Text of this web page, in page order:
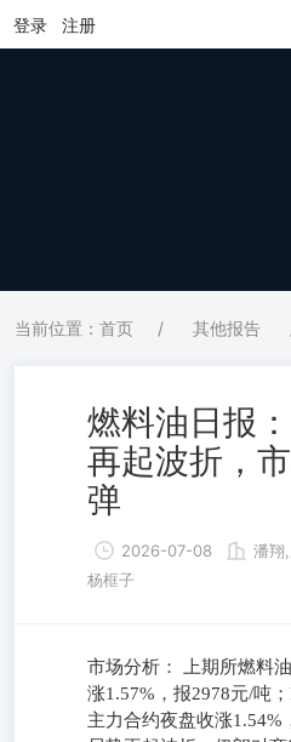
登录 注册
当前位置：首页 / 其他报告
燃料油日报
再起波折，
弹
2026-07-08 潘翔
杨框子
市场分析： 上期所燃料
涨1.57%，报2978元/吨
主力合约夜盘收涨1.54%